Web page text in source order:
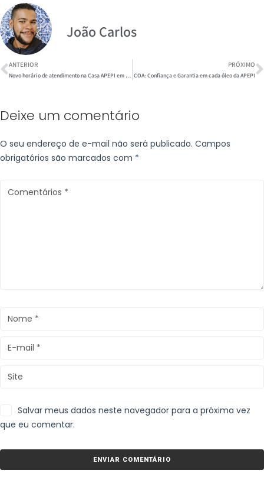
João Carlos
ANTERIOR
Novo horário de atendimento na Casa APEPI em Botafogo
PRÓXIMO
COA: Confiança e Garantia em cada óleo da APEPI
Deixe um comentário
O seu endereço de e-mail não será publicado. Campos
obrigatórios são marcados com *
Salvar meus dados neste navegador para a próxima vez
que eu comentar.